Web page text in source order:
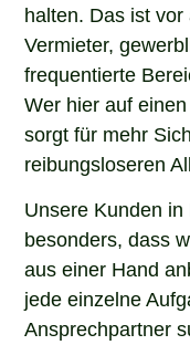
halten. Das ist vor
Vermieter,
frequentierte
Wer hier auf
sorgt für mehr
reibungsloseren
Unsere Kunden
besonders, dass
aus einer Hand
jede einzelne
Ansprechpartner